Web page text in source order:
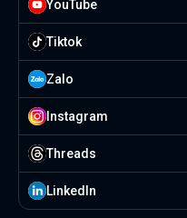
YouTube
Tiktok
Zalo
Instagram
Threads
Linkedln